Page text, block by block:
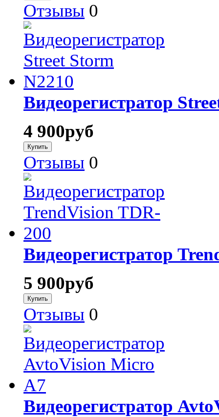
Отзывы 0
Видеорегистратор
4 900руб
Отзывы 0
Видеорегистратор
5 900руб
Отзывы 0
Видеорегистратор